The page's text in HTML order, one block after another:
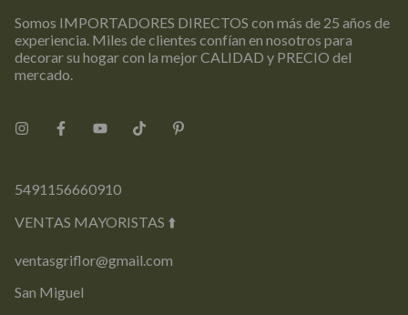
Somos IMPORTADORES DIRECTOS con más de 25 años de
experiencia. Miles de clientes confían en nosotros para
decorar su hogar con la mejor CALIDAD y PRECIO del
mercado.
5491156660910
VENTAS MAYORISTAS ⬆️
ventasgriflor@gmail.com
San Miguel